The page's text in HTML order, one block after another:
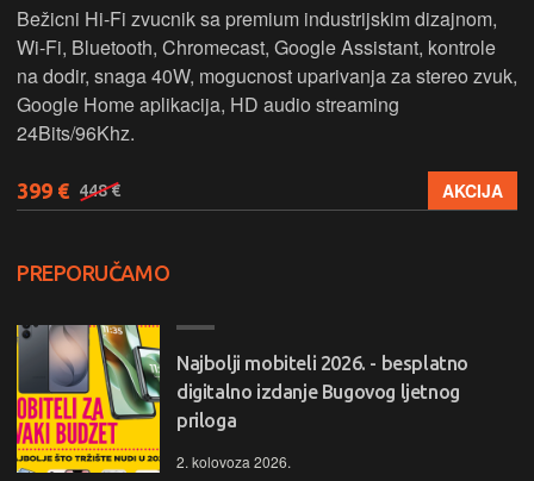
Bežicni Hi-Fi zvucnik sa premium industrijskim dizajnom,
Wi-Fi, Bluetooth, Chromecast, Google Assistant, kontrole
na dodir, snaga 40W, mogucnost uparivanja za stereo zvuk,
Google Home aplikacija, HD audio streaming
24Bits/96Khz.
399 € 448 € AKCIJA
PREPORUČAMO
Najbolji mobiteli 2026. - besplatno
digitalno izdanje Bugovog ljetnog
priloga
2. kolovoza 2026.